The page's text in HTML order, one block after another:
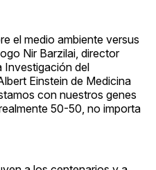
el medio ambiente versus
Nir Barzilai, director
Investigación del
Einstein de Medicina
con nuestros genes
50-50, no importa